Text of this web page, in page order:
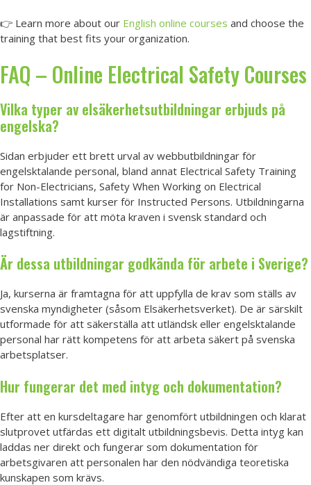
👉 Learn more about our English online courses and choose the
training that best fits your organization.
FAQ – Online Electrical Safety Courses
Vilka typer av elsäkerhetsutbildningar erbjuds på
engelska?
Sidan erbjuder ett brett urval av webbutbildningar för
engelsktalande personal, bland annat Electrical Safety Training
for Non-Electricians, Safety When Working on Electrical
Installations samt kurser för Instructed Persons. Utbildningarna
är anpassade för att möta kraven i svensk standard och
lagstiftning.
Är dessa utbildningar godkända för arbete i Sverige?
Ja, kurserna är framtagna för att uppfylla de krav som ställs av
svenska myndigheter (såsom Elsäkerhetsverket). De är särskilt
utformade för att säkerställa att utländsk eller engelsktalande
personal har rätt kompetens för att arbeta säkert på svenska
arbetsplatser.
Hur fungerar det med intyg och dokumentation?
Efter att en kursdeltagare har genomfört utbildningen och klarat
slutprovet utfärdas ett digitalt utbildningsbevis. Detta intyg kan
laddas ner direkt och fungerar som dokumentation för
arbetsgivaren att personalen har den nödvändiga teoretiska
kunskapen som krävs.